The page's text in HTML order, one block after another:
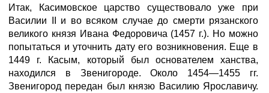
Итак, Касимовское царство существовало уже при
Василии II и во всяком случае до смерти рязанского
великого князя Ивана Федоровича (1457 г.). Но можно
попытаться и уточнить дату его возникновения. Еще в
1449 г. Касым, который был основателем ханства,
находился в Звенигороде. Около 1454—1455 гг.
Звенигород передан был князю Василию Ярославичу.